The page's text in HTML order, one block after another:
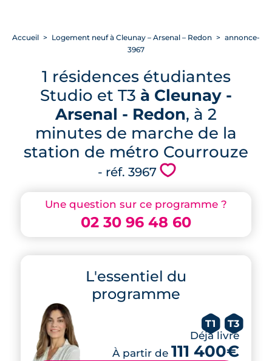
Une question sur ce programme ?
02 30 96 48 60
L'essentiel du
programme
T1 T3
Déjà livré
À partir de 111 400€
Accueil Logement neuf à Cleunay – Arsenal – Redon
annonce-
3967
1 résidences étudiantes
Studio et T3 à Cleunay -
Arsenal - Redon, à 2
minutes de marche de la
station de métro Courrouze
- réf. 3967 💗